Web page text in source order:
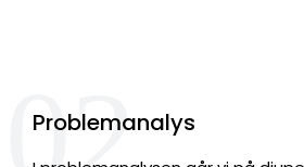
02.
Problemanalys